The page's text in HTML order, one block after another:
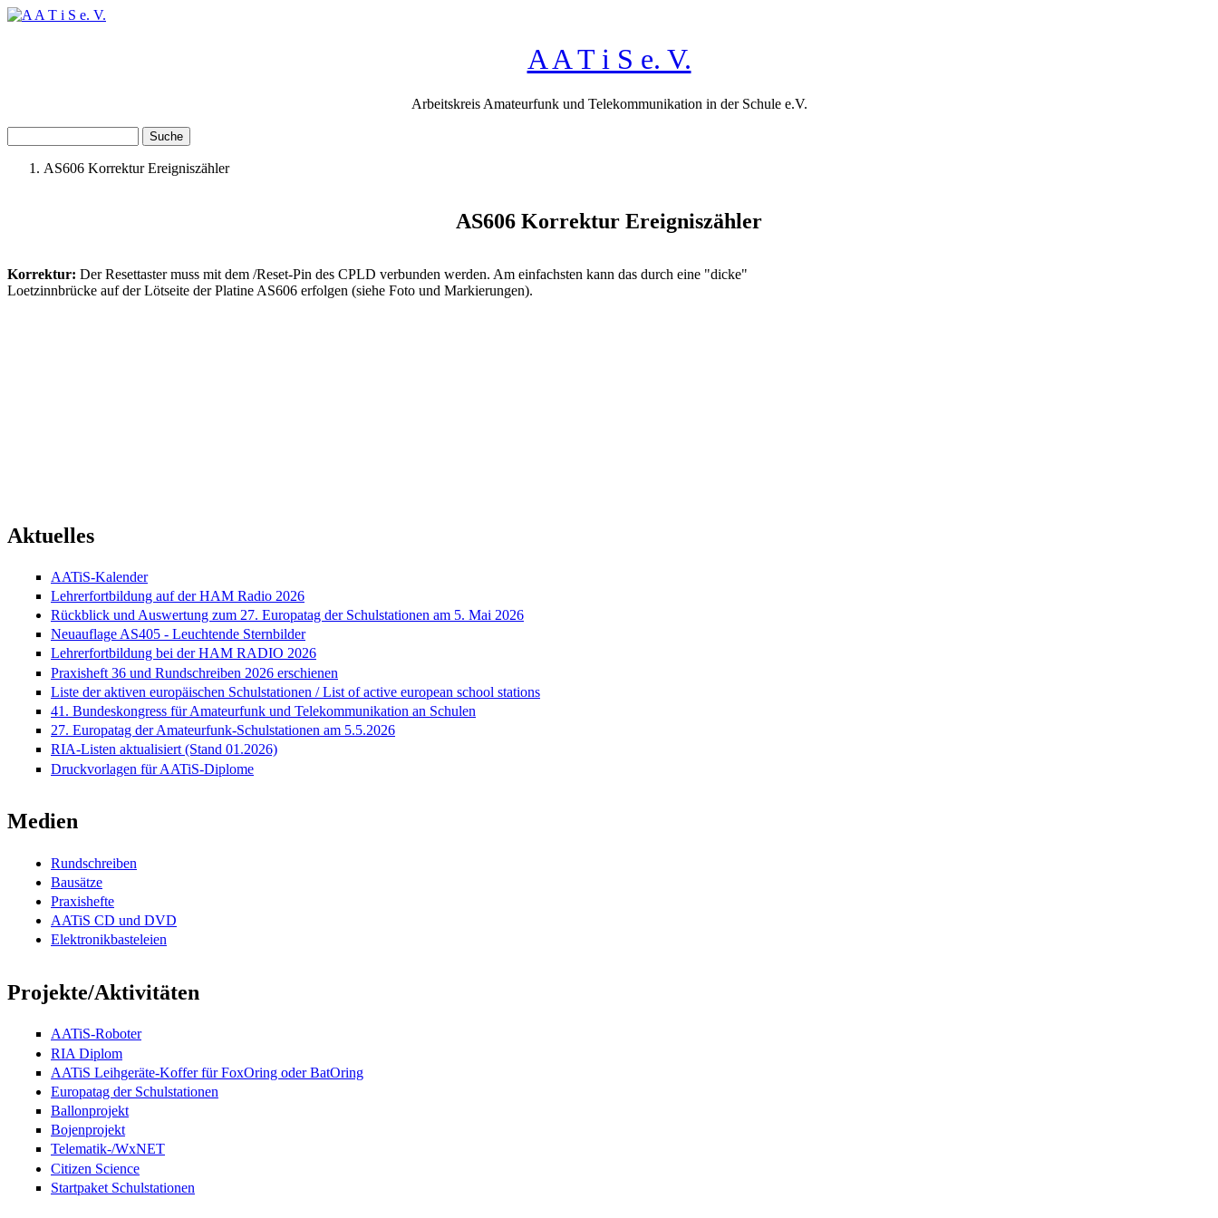
Direkt zum Inhalt
A A T i S e. V.
Arbeitskreis Amateurfunk und Telekommunikation in der Schule e.V.
AS606 Korrektur Ereigniszähler
AS606 Korrektur Ereigniszähler
Korrektur: Der Resettaster muss mit dem /Reset-Pin des CPLD verbunden werden. Am einfachsten kann das durch eine "dicke"
Loetzinnbrücke auf der Lötseite der Platine AS606 erfolgen (siehe Foto und Markierungen).
Aktuelles
AATiS-Kalender
Lehrerfortbildung auf der HAM Radio 2026
Rückblick und Auswertung zum 27. Europatag der Schulstationen am 5. Mai 2026
Neuauflage AS405 - Leuchtende Sternbilder
Lehrerfortbildung bei der HAM RADIO 2026
Praxisheft 36 und Rundschreiben 2026 erschienen
Liste der aktiven europäischen Schulstationen / List of active european school stations
41. Bundeskongress für Amateurfunk und Telekommunikation an Schulen
27. Europatag der Amateurfunk-Schulstationen am 5.5.2026
RIA-Listen aktualisiert (Stand 01.2026)
Druckvorlagen für AATiS-Diplome
Medien
Rundschreiben
Bausätze
Praxishefte
AATiS CD und DVD
Elektronikbasteleien
Projekte/Aktivitäten
AATiS-Roboter
RIA Diplom
AATiS Leihgeräte-Koffer für FoxOring oder BatOring
Europatag der Schulstationen
Ballonprojekt
Bojenprojekt
Telematik-/WxNET
Citizen Science
Startpaket Schulstationen